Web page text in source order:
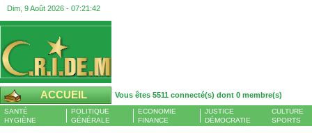
Dim, 9 Août 2026 - 07:21:43
ACCUEIL Vous êtes 5511 connecté(s) dont 0 membre(s)
SANTÉ
HYGIÈNE
POLITIQUE
GÉNÉRALE
ECONOMIE
FINANCE
JUSTICE
DÉMOCRATIE
CULTURE
SPORTS